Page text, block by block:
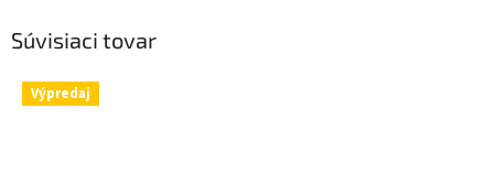
Súvisiaci tovar
Výpredaj